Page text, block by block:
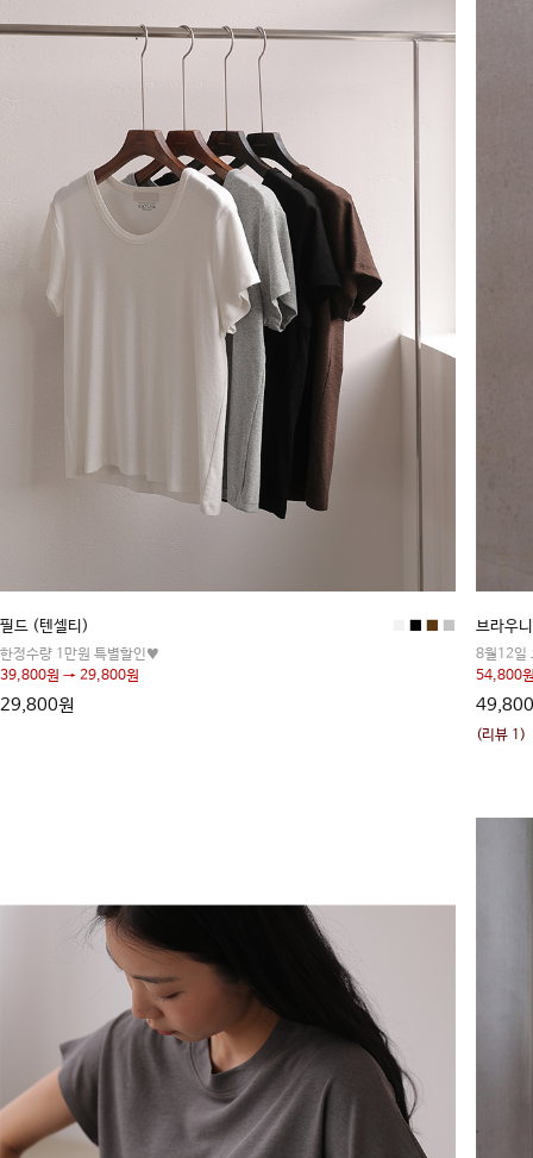
필드 (텐셀티)
한정수량 1만원 특별할인♥
39,800원 → 29,800원
29,800원
■ ■ ■ 브라우니
8월12일
54,800
(리뷰 1)